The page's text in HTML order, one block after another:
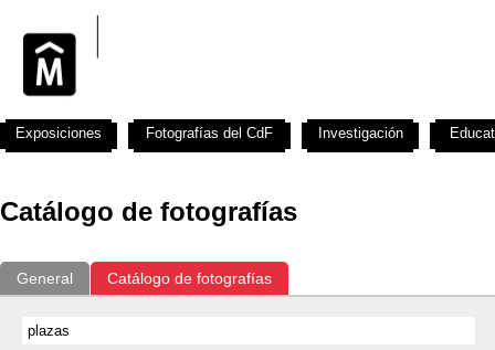
Catálogo de fotografías
General Catálogo de fotografías
Exposiciones Fotografías del CdF Investigación